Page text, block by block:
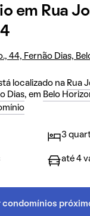
em Rua
44, Fernão Dias,
localizado na Rua
Dias, em Belo
3
até 4
condomínios